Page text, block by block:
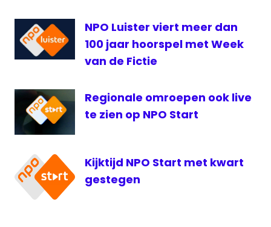
NPO Luister viert meer dan
100 jaar hoorspel met Week
van de Fictie
Regionale omroepen ook live
te zien op NPO Start
Kijktijd NPO Start met kwart
gestegen